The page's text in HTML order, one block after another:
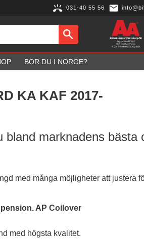
031-40 55 56
BOR DU I NORGE?
KA KAF 2017-
bland marknadens
med många möjligheter att justera
AP Coilover
med högsta kvalitet.